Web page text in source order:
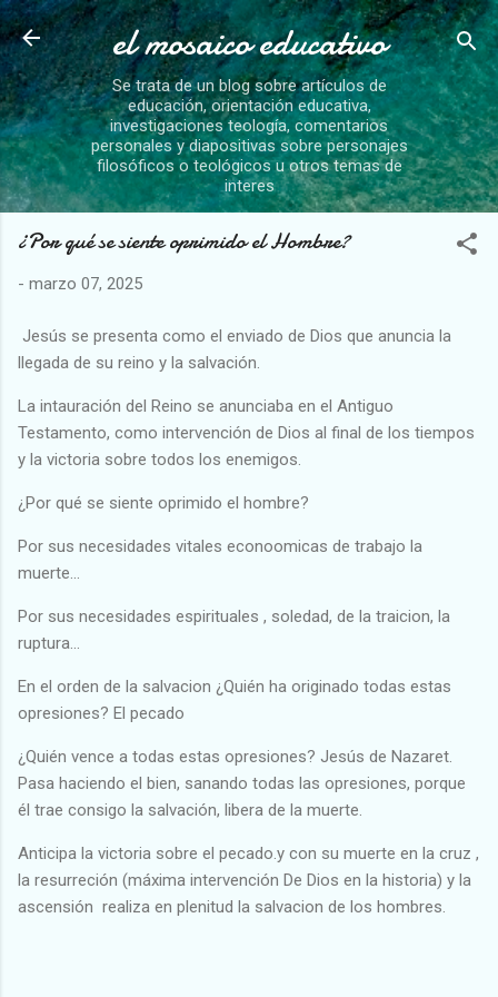
Ir al contenido principal
el mosaico educativo
Se trata de un blog sobre artículos de
educación, orientación educativa,
investigaciones teología, comentarios
personales y diapositivas sobre personajes
filosóficos o teológicos u otros temas de
interes
¿Por qué se siente oprimido el Hombre?
- marzo 07, 2025
Jesús se presenta como el enviado de Dios que anuncia la
llegada de su reino y la salvación.
La intauración del Reino se anunciaba en el Antiguo
Testamento, como intervención de Dios al final de los tiempos
y la victoria sobre todos los enemigos.
¿Por qué se siente oprimido el hombre?
Por sus necesidades vitales econoomicas de trabajo la
muerte...
Por sus necesidades espirituales , soledad, de la traicion, la
ruptura...
En el orden de la salvacion ¿Quién ha originado todas estas
opresiones? El pecado
¿Quién vence a todas estas opresiones? Jesús de Nazaret.
Pasa haciendo el bien, sanando todas las opresiones, porque
él trae consigo la salvación, libera de la muerte.
Anticipa la victoria sobre el pecado.y con su muerte en la cruz ,
la resurreción (máxima intervención De Dios en la historia) y la
ascensión realiza en plenitud la salvacion de los hombres.